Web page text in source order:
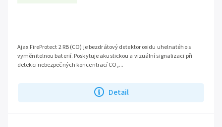
Detail
Ajax FireProtect 2 RB (CO) je bezdrátový detektor oxidu uhelnatého s
vyměnitelnou baterií. Poskytuje akustickou a vizuální signalizaci při
detekci nebezpečných koncentrací CO,...